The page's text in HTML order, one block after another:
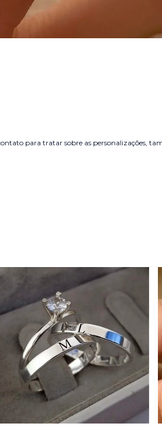
para tratar sobre as personalizações,